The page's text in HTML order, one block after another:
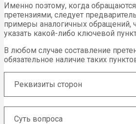
Именно поэтому, когда
претензиями, следует
примеры аналогичных обращений,
указать какой-либо ключевой
В любом случае составление
обязательное наличие таких
Реквизиты сторон
Суть вопроса